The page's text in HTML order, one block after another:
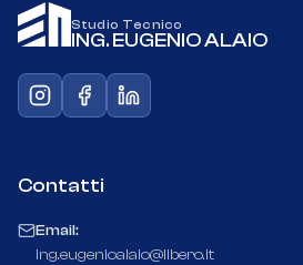
Studio Tecnico
ING. EUGENIO ALAIO
Contatti
Email:
ing.eugenioalaio@libero.it